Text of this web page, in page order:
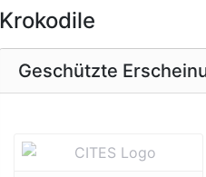
Krokodile
Geschützte
Vorherige